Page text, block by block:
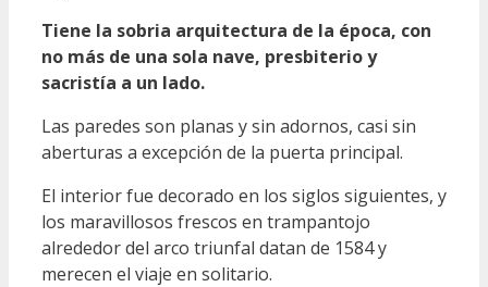
Tiene la sobria arquitectura de la época, con
no más de una sola nave, presbiterio y
sacristía a un lado.
Las paredes son planas y sin adornos, casi sin
aberturas a excepción de la puerta principal.
El interior fue decorado en los siglos siguientes, y
los maravillosos frescos en trampantojo
alrededor del arco triunfal datan de 1584 y
merecen el viaje en solitario.